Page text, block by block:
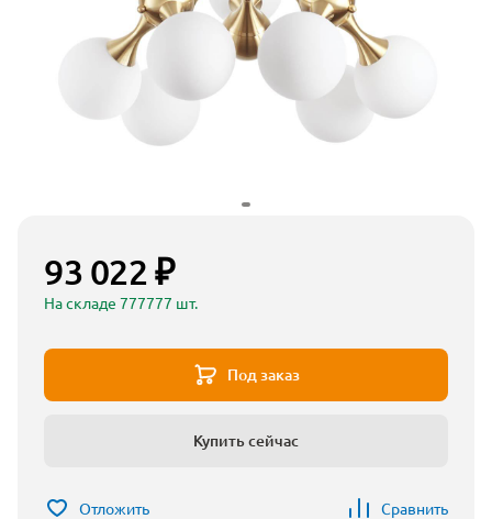
93 022 ₽
На складе 777777 шт.
Под заказ
Купить сейчас
Отложить Сравнить